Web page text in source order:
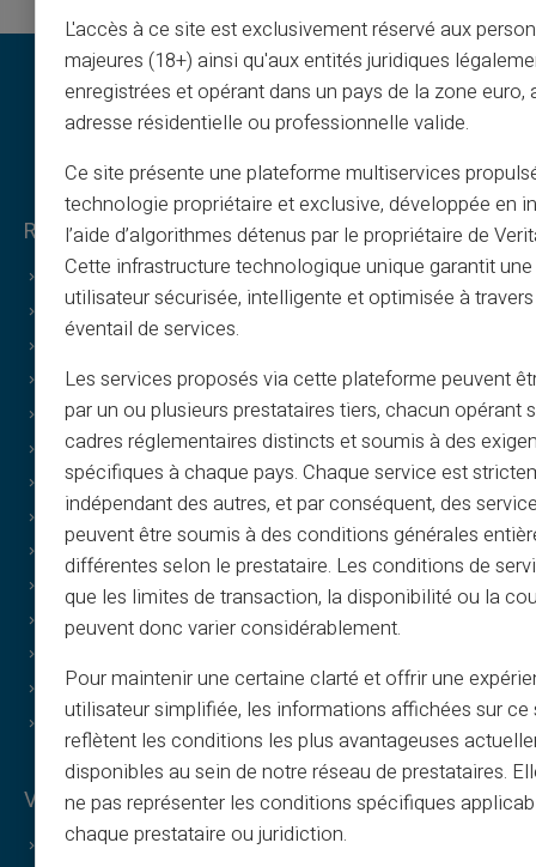
Rechtliches & Bedingungen
Allgemeine Geschäftsbedingungen
Nutzungsbedingungen
Cookie-Richtlinie
FAQ
Tutorials
Bedingungen – Empfehlungsprogramm
Richtlinie für Druck und Bildnutzung
Bedingungen für Geschenkkarten
Cashback-Bedingungen
Affiliate werden
Kontakt
Vorteile von Veritas
Warum VERITAS?
L'accès à ce site est exclusivement réservé aux
majeures (18+) ainsi qu'aux entités juridiques
enregistrées et opérant dans un pays de la zone euro,
adresse résidentielle ou professionnelle valide.
Ce site présente une plateforme multiservices
technologie propriétaire et exclusive, développée en
l’aide d’algorithmes détenus par le propriétaire de
Cette infrastructure technologique unique garantit
utilisateur sécurisée, intelligente et optimisée à
éventail de services.
Les services proposés via cette plateforme peuvent
par un ou plusieurs prestataires tiers, chacun opérant
cadres réglementaires distincts et soumis à des
spécifiques à chaque pays. Chaque service est
indépendant des autres, et par conséquent, des
peuvent être soumis à des conditions générales
différentes selon le prestataire. Les conditions de
que les limites de transaction, la disponibilité ou la
peuvent donc varier considérablement.
Pour maintenir une certaine clarté et offrir une
utilisateur simplifiée, les informations affichées sur ce
reflètent les conditions les plus avantageuses
disponibles au sein de notre réseau de prestataires.
ne pas représenter les conditions spécifiques
chaque prestataire ou juridiction.